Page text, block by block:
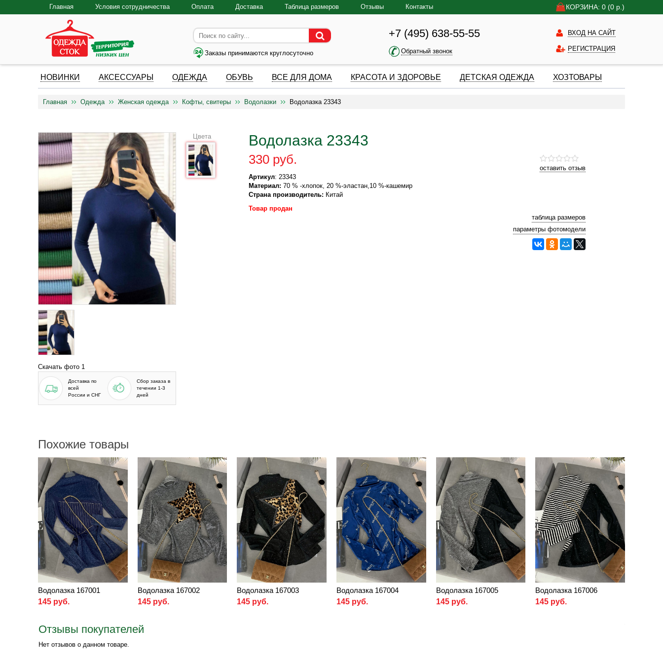
КОРЗИНА: 0 (0 р.)
Главная Условия сотрудничества Оплата Доставка Таблица размеров Отзывы Контакты
Заказы принимаются круглосуточно
+7 (495) 638-55-55
Обратный звонок
ВХОД НА САЙТ
РЕГИСТРАЦИЯ
НОВИНКИ АКСЕССУАРЫ ОДЕЖДА ОБУВЬ ВСЕ ДЛЯ ДОМА КРАСОТА И ЗДОРОВЬЕ ДЕТСКАЯ ОДЕЖДА ХОЗТОВАРЫ
Главная Одежда Женская одежда Кофты, свитеры Водолазки Водолазка 23343
Скачать фото 1
Доставка по
всей
России и СНГ
Сбор заказа в
течении 1-3
дней
Водолазка 23343
оставить отзыв
330 руб.
Артикул: 23343
Материал: 70 % -хлопок, 20 %-эластан,10 %-кашемир
Страна производитель: Китай
Цвета
Товар продан
таблица размеров
параметры фотомодели
Похожие товары
Водолазка 167001
145 руб.
Водолазка 167002
145 руб.
Водолазка 167003
145 руб.
Водолазка 167004
145 руб.
Водолазка 167005
145 руб.
Водолазка 167006
145 руб.
Отзывы покупателей
Нет отзывов о данном товаре.